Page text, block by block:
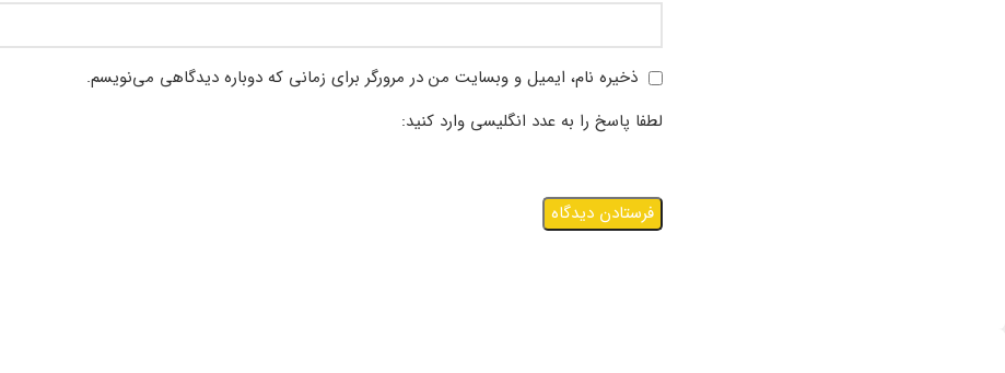
ذخیره نام، ایمیل و وبسایت من در مرورگر برای زمانی که دوباره دیدگاهی می‌نویسم.
لطفا پاسخ را به عدد انگلیسی وارد کنید: